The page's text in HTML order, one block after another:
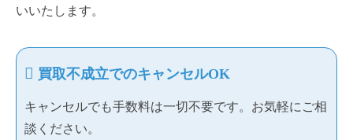
いいたします。
買取不成立でのキャンセルOK
キャンセルでも手数料は一切不要です。お気軽にご相
談ください。